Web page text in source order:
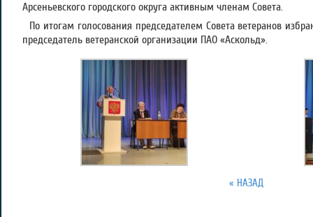
Арсеньевского городского округа активным членам Совета.
По итогам голосования председателем Совета ветеранов
председатель ветеранской организации ПАО «Аскольд».
« НАЗАД